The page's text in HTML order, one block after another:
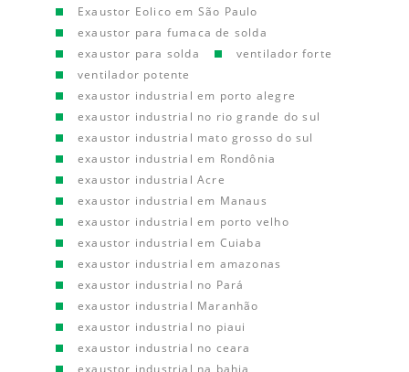
Exaustor Eolico em São Paulo
exaustor para fumaca de solda
exaustor para solda
ventilador forte
ventilador potente
exaustor industrial em porto alegre
exaustor industrial no rio grande do sul
exaustor industrial mato grosso do sul
exaustor industrial em Rondônia
exaustor industrial Acre
exaustor industrial em Manaus
exaustor industrial em porto velho
exaustor industrial em Cuiaba
exaustor industrial em amazonas
exaustor industrial no Pará
exaustor industrial Maranhão
exaustor industrial no piaui
exaustor industrial no ceara
exaustor industrial na bahia